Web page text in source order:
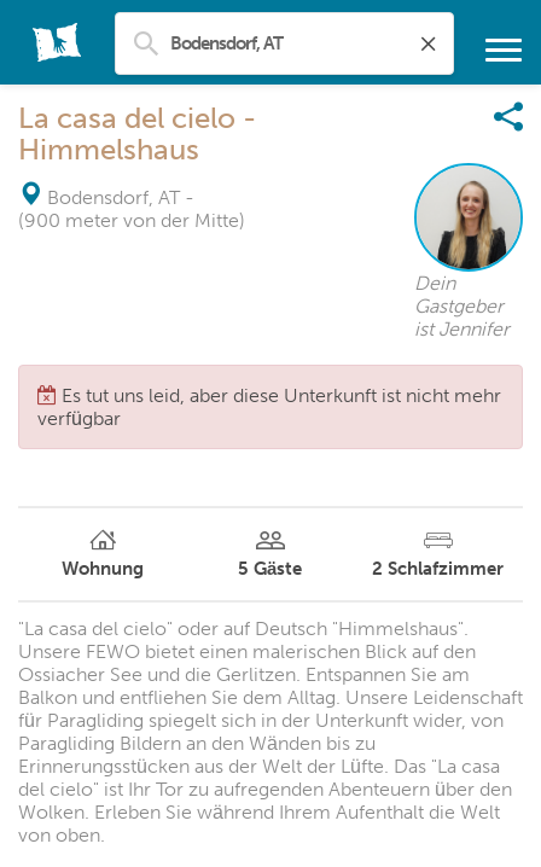
La casa del cielo -
Himmelshaus
Bodensdorf, AT -
(900 meter von der Mitte)
Dein
Gastgeber
ist Jennifer
Es tut uns leid, aber diese Unterkunft ist nicht mehr
verfügbar
Wohnung 5 Gäste 2 Schlafzimmer
"La casa del cielo" oder auf Deutsch "Himmelshaus".
Unsere FEWO bietet einen malerischen Blick auf den
Ossiacher See und die Gerlitzen. Entspannen Sie am
Balkon und entfliehen Sie dem Alltag. Unsere Leidenschaft
für Paragliding spiegelt sich in der Unterkunft wider, von
Paragliding Bildern an den Wänden bis zu
Erinnerungsstücken aus der Welt der Lüfte. Das "La casa
del cielo" ist Ihr Tor zu aufregenden Abenteuern über den
Wolken. Erleben Sie während Ihrem Aufenthalt die Welt
von oben.